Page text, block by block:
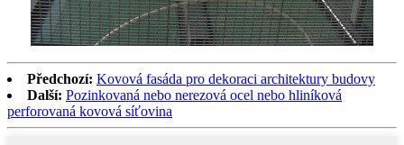
Předchozí: Kovová fasáda pro dekoraci architektury budovy
Další: Pozinkovaná nebo nerezová ocel nebo hliníková
perforovaná kovová síťovina